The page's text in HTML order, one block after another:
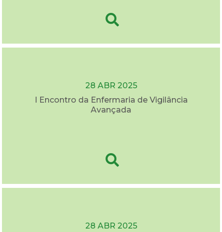
28 ABR 2025
I Encontro da Enfermaria de Vigilância
Avançada
28 ABR 2025